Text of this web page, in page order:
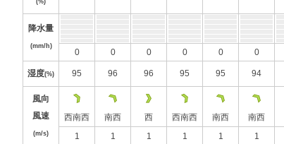
(%)
降水量
(mm/h)
0 0 0 0 0 0
湿度(%) 95 96 96 95 95 94
風向
風速
(m/s)
西南西 南西 西 西南西 南西 南西
1
1 1 1 1 1